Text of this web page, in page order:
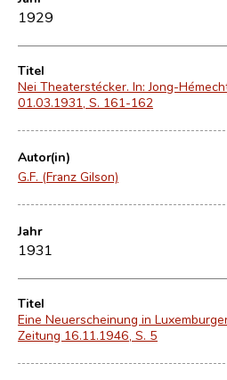
1929
Titel
Nei Theaterstécker. In: Jong-
01.03.1931, S. 161-162
Autor(in)
G.F. (Franz Gilson)
Jahr
1931
Titel
Eine Neuerscheinung in
Zeitung 16.11.1946, S. 5